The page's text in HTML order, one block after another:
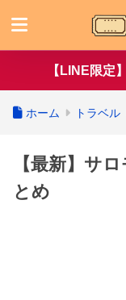
【LINE限定
ホーム トラベル
【最新】サ
とめ